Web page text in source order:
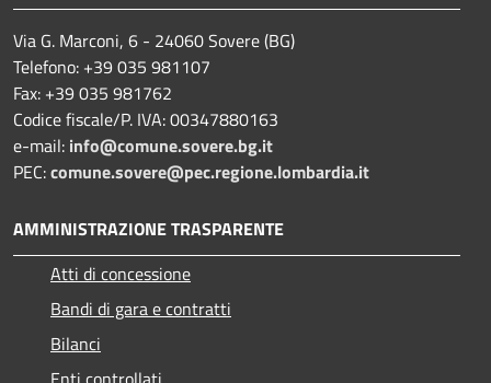
Via G. Marconi, 6 - 24060 Sovere (BG)
Telefono: +39 035 981107
Fax: +39 035 981762
Codice fiscale/P. IVA: 00347880163
e-mail: info@comune.sovere.bg.it
PEC:comune.sovere@pec.regione.lombardia.it
AMMINISTRAZIONE TRASPARENTE
Atti di concessione
Bandi di gara e contratti
Bilanci